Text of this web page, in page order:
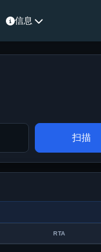
信息
扫描
RTA